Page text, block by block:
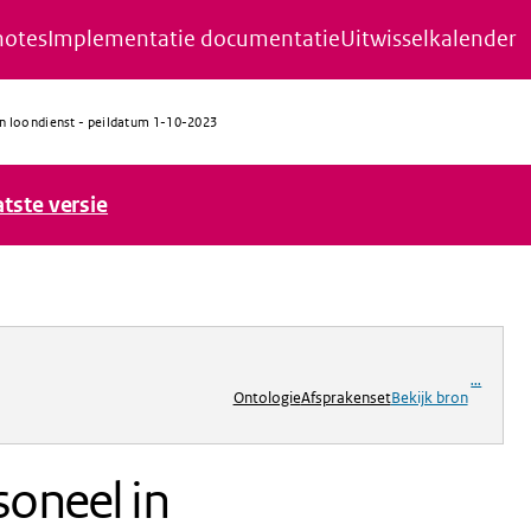
Implementatie documentatieUitwisselkalender
loondienst - peildatum 1-10-2023
versie
OntologieAfsprakensetBekijk bron
...
in